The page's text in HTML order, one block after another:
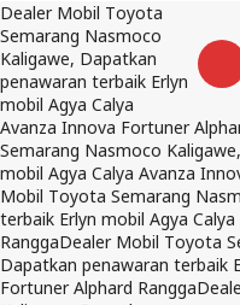
Dealer Mobil Toyota
Semarang Nasmoco
Kaligawe, Dapatkan
penawaran terbaik Erlyn
mobil Agya Calya
Avanza Innova Fortuner
Semarang Nasmoco
mobil Agya Calya Avanza
Mobil Toyota Semarang
terbaik Erlyn mobil Agya
RanggaDealer Mobil Toyota
Dapatkan penawaran terbaik
Fortuner Alphard Rangga